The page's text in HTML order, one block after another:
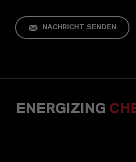
NACHRICHT SENDEN
ENERGIZING